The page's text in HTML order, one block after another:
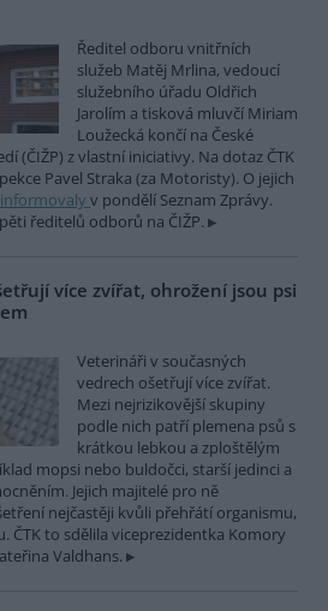
Ředitel odboru vnitřních
služeb Matěj Mrlina, vedoucí
služebního úřadu Oldřich
Jarolím a tisková mluvčí Miriam
Loužecká končí na České
(ČIŽP) z vlastní iniciativy. Na dotaz ČTK
Pavel Straka (za Motoristy). O jejich
informovaly v pondělí Seznam Zprávy.
ředitelů odborů na ČIŽP.
více zvířat, ohrožení jsou psi
Veterináři v současných
vedrech ošetřují více zvířat.
Mezi nejrizikovější skupiny
podle nich patří plemena psů s
krátkou lebkou a zploštělým
mopsi nebo buldočci, starší jedinci a
Jejich majitelé pro ně
nejčastěji kvůli přehřátí organismu,
ČTK to sdělila viceprezidentka Komory
Valdhans.